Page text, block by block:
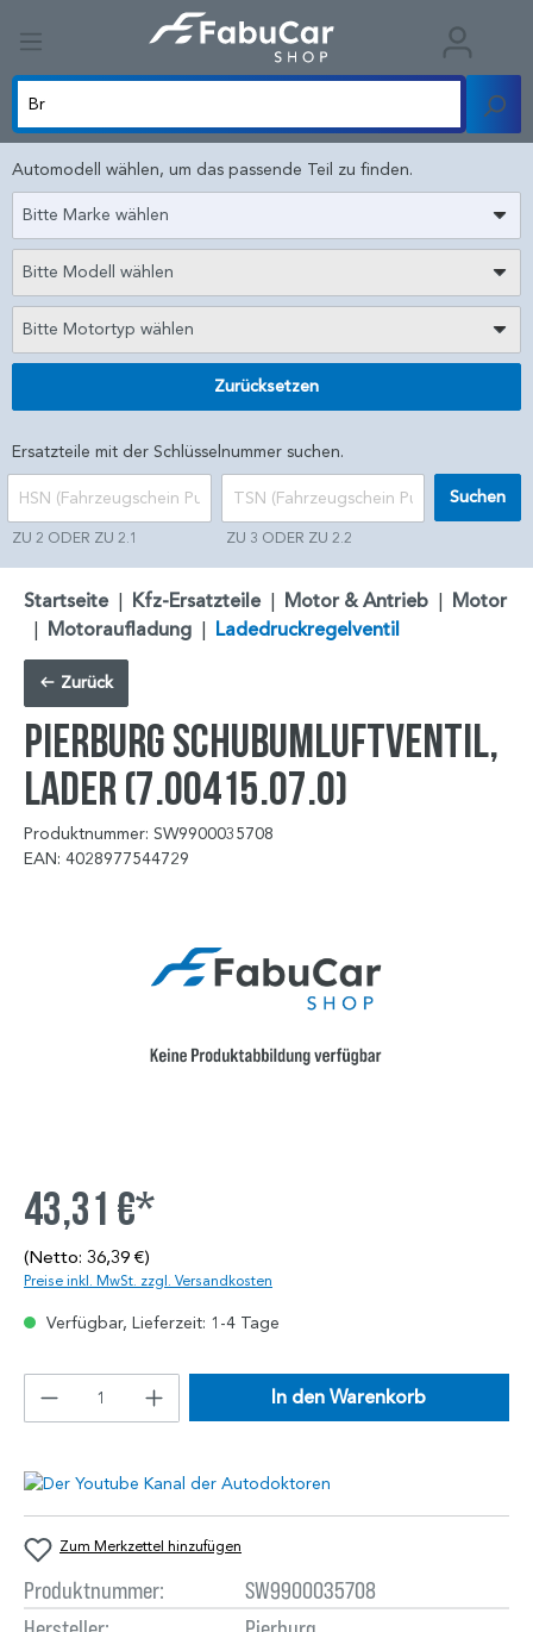
Automodell wählen, um das passende Teil zu finden.
Bitte Marke wählen
Bitte Modell wählen
Bitte Motortyp wählen
Zurücksetzen
Ersatzteile mit der Schlüsselnummer suchen.
ZU 2 ODER ZU 2.1 ZU 3 ODER ZU 2.2
Suchen
Startseite | Kfz-Ersatzteile | Motor & Antrieb | Motor
| Motoraufladung | Ladedruckregelventil
Zurück
PIERBURG Schubumluftventil,
Lader (7.00415.07.0)
Produktnummer: SW9900035708
EAN: 4028977544729
43,31 €*
(Netto: 36,39 €)
Preise inkl. MwSt. zzgl. Versandkosten
Verfügbar, Lieferzeit: 1-4 Tage
In den Warenkorb
Zum Merkzettel hinzufügen
Produktnummer:
SW9900035708